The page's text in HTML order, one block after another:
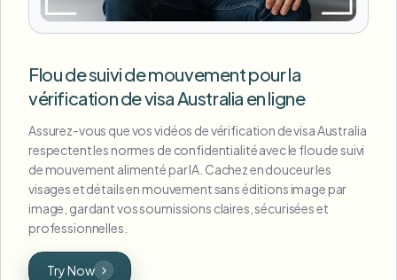
Flou de suivi de mouvement pour la
vérification de visa Australia en ligne
Assurez-vous que vos vidéos de vérification de visa Australia
respectent les normes de confidentialité avec le flou de suivi
de mouvement alimenté par IA. Cachez en douceur les
visages et détails en mouvement sans éditions image par
image, gardant vos soumissions claires, sécurisées et
professionnelles.
Try Now